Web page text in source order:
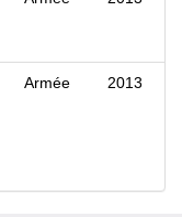
Armée 2013